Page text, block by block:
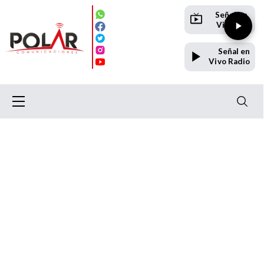
Señal en
Vivo TV
Señal en
Vivo Radio